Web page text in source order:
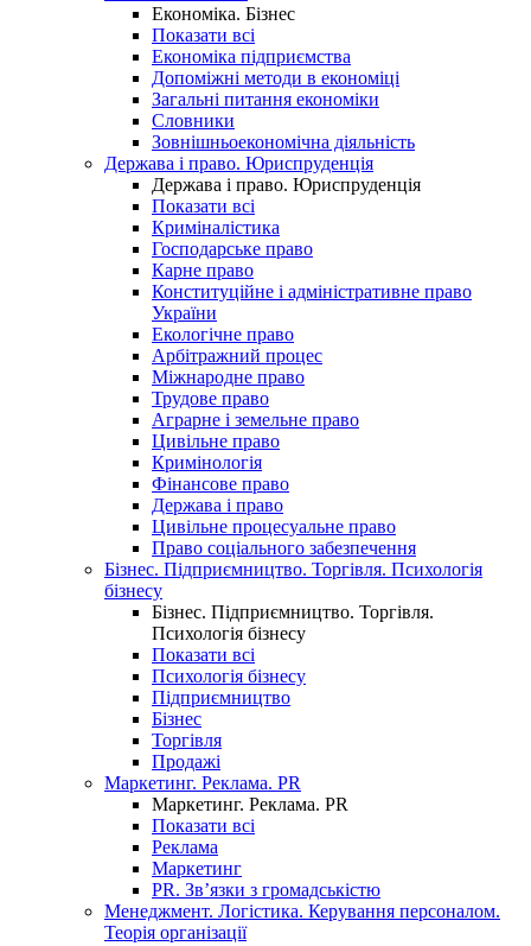
Економіка. Бізнес
Показати всі
Економіка підприємства
Допоміжні методи в економіці
Загальні питання економіки
Словники
Зовнішньоекономічна діяльність
Держава і право. Юриспруденція
Держава і право. Юриспруденція
Показати всі
Криміналістика
Господарське право
Карне право
Конституційне і адміністративне право
України
Екологічне право
Арбітражний процес
Міжнародне право
Трудове право
Аграрне і земельне право
Цивільне право
Кримінологія
Фінансове право
Держава і право
Цивільне процесуальне право
Право соціального забезпечення
Бізнес. Підприємництво. Торгівля. Психологія
бізнесу
Бізнес. Підприємництво. Торгівля.
Психологія бізнесу
Показати всі
Психологія бізнесу
Підприємництво
Бізнес
Торгівля
Продажі
Маркетинг. Реклама. PR
Маркетинг. Реклама. PR
Показати всі
Реклама
Маркетинг
PR. Зв’язки з громадськістю
Менеджмент. Логістика. Керування персоналом.
Теорія організації